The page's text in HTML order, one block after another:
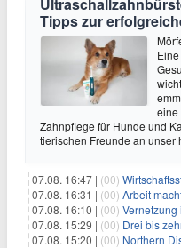
Tipps zur
eine
Zahnpflege für Hunde und
tierischen Freunde an unser
07.08. 16:47 | (00)
07.08. 16:31 | (00) Arbeit
07.08. 16:10 | (00) Vernetzung in
07.08. 15:29 | (00) Drei bis zehn
07.08. 15:20 | (00) Northern Discovery